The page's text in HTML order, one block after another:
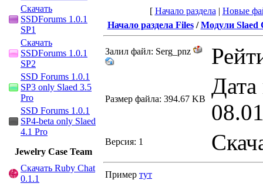
Скачать
SSDForums 1.0.1
SP1
Скачать
SSDForums 1.0.1
SP2
SSD Forums 1.0.1
SP3 only Slaed 3.5
Pro
SSD Forums 1.0.1
SP4-beta only Slaed
4.1 Pro
Jewelry Сase Team
Скачать Ruby Chat
0.1.1
[ Начало раздела | Новые
Начало раздела Files/Модули Slaed
Залил файл: Serg_pnz
Размер файла: 394.67 KB
Версия: 1
Пример тут